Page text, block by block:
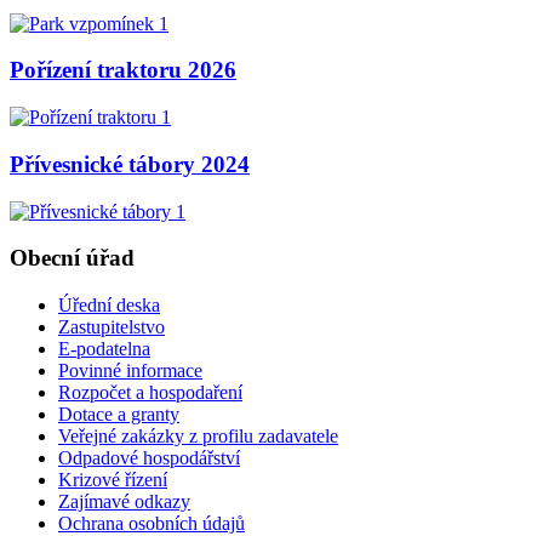
Pořízení traktoru 2026
Přívesnické tábory 2024
Obecní úřad
Úřední deska
Zastupitelstvo
E-podatelna
Povinné informace
Rozpočet a hospodaření
Dotace a granty
Veřejné zakázky z profilu zadavatele
Odpadové hospodářství
Krizové řízení
Zajímavé odkazy
Ochrana osobních údajů